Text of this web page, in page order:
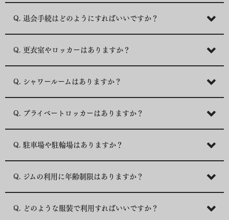
Q. 退会手続はどのようにすればいいですか？
Q. 更衣室やロッカーはありますか？
Q. シャワールームはありますか？
Q. プライベートロッカーはありますか？
Q. 駐車場や駐輪場はありますか？
Q. ジムの利用に年齢制限はありますか？
Q. どのような服装で利用すればいいですか？